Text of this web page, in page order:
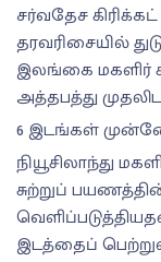
சர்வதேச
தரவரிசையில்
இலங்கை மகளிர்
அத்தபத்து
6 இடங்கள்
நியூசிலாந்து
சுற்றுப்
இடத்தைப்